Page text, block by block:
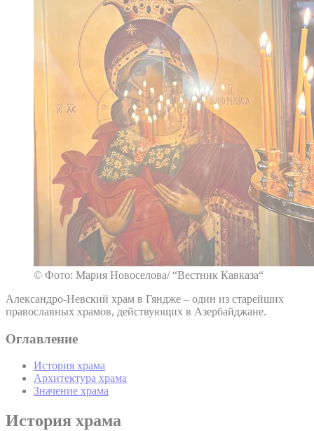
© Фото: Мария Новоселова/ “Вестник Кавказа“
Александро-Невский храм в Гяндже – один из старейших
православных храмов, действующих в Азербайджане.
Оглавление
История храма
Архитектура храма
Значение храма
История храма